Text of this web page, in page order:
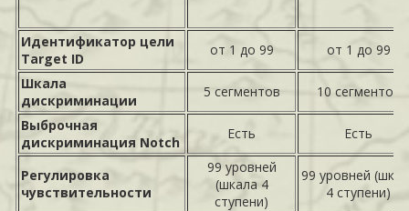
Идентификатор цели
Target ID
от 1 до 99
от 1 до 99
Шкала
дискриминации
5 сегментов
10 сегментов
Выброчная
дискриминация Notch
Есть Есть
Регулировка
чувствительности
99 уровней
(шкала 4
ступени)
99 уровней
4 ступени)